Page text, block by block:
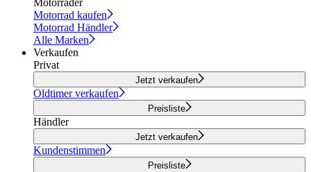
Motorräder
Motorrad kaufen
Motorrad Händler
Alle Marken
Verkaufen
Privat
Jetzt verkaufen
Oldtimer verkaufen
Preisliste
Händler
Jetzt verkaufen
Kundenstimmen
Preisliste